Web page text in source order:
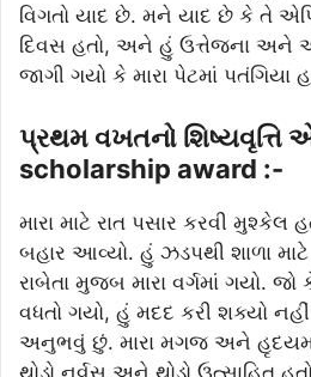
વિગતો યાદ છે. મને યાદ છે કે તે
દિવસ હતો, અને હું ઉત્તેજના અને
જાગી ગયો કે મારા પેટમાં પતંગિયા
પ્રથમ વખતનો શિષ્યવૃત્તિ
scholarship award :-
મારા માટે રાત પસાર કરવી
બહાર આવ્યો. હું ઝડપથી શાળા
રાબેતા મુજબ મારા વર્ગમાં ગયો.
વધતો ગયો, હું મદદ કરી શક્યો
અનુભવું છું. મારા મગજ અને
થોડો નર્વસ અને થોડો ઉત્સાહિત